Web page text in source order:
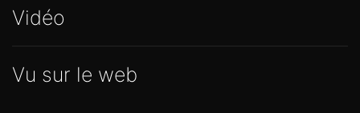
Vidéo
Vu sur le web